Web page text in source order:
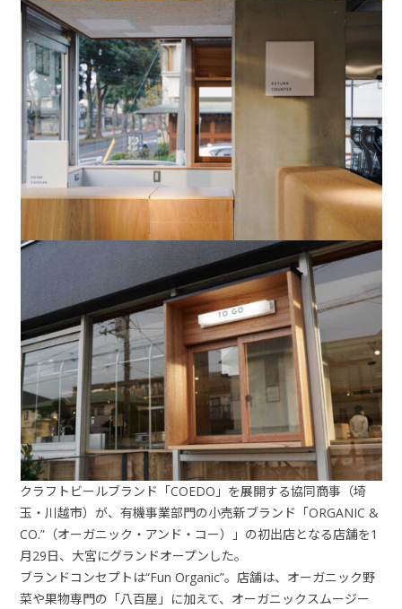
クラフトビールブランド「COEDO 」を展開する協同商事（埼
玉・川越市）が、有機事業部門の小売新ブランド「ORGANIC &
CO.” （オーガニック・アンド・コー）」の初出店となる店舗を1
月29日、大宮にグランドオープンした。
ブランドコンセプトは“Fun Organic”。店舗は、オーガニック野
菜や果物専門の「八百屋」に加えて、オーガニックスムージー